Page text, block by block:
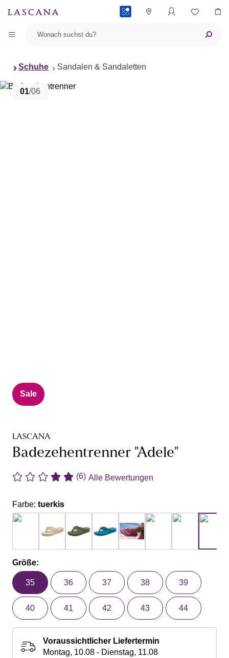
Schuhe Sandalen & Sandaletten
01/06
Sale
LASCANA
Badezehentrenner "Adele"
(6) Alle Bewertungen
Farbe: tuerkis
Größe:
35 36 37 38 39
40 41 42 43 44
Voraussichtlicher Liefertermin
Montag, 10.08 - Dienstag, 11.08